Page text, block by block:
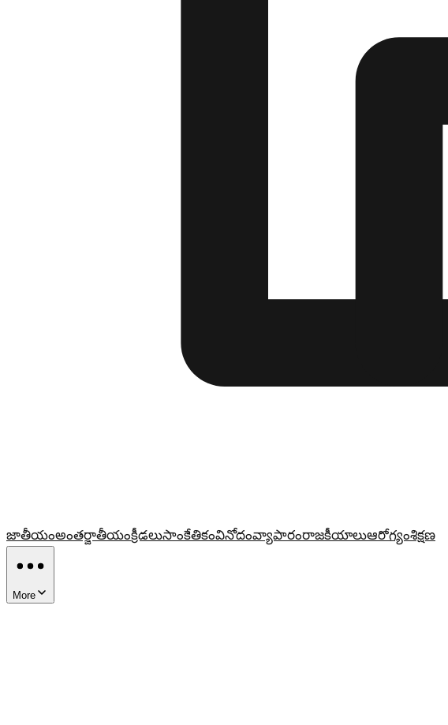
జాతీయంఅంతర్జాతీయంక్రీడలుసాంకేతికంవినోదంవ్యాపారంరాజకీయాలుఆరోగ్యంశిక్షణ
More